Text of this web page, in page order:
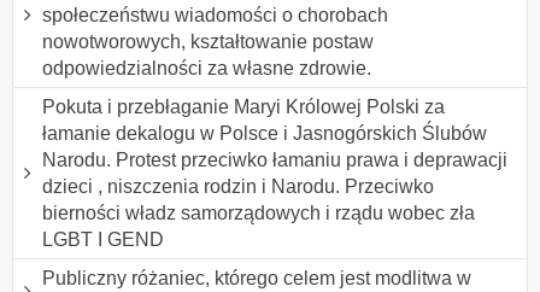
społeczeństwu wiadomości o chorobach
nowotworowych, kształtowanie postaw
odpowiedzialności za własne zdrowie.
Pokuta i przebłaganie Maryi Królowej Polski za
łamanie dekalogu w Polsce i Jasnogórskich Ślubów
Narodu. Protest przeciwko łamaniu prawa i deprawacji
dzieci , niszczenia rodzin i Narodu. Przeciwko
bierności władz samorządowych i rządu wobec zła
LGBT I GEND
Publiczny różaniec, którego celem jest modlitwa w